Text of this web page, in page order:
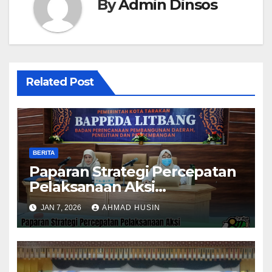
ByAdmin Dinsos
Related Post
BERITA
Paparan Strategi Percepatan
Pelaksanaan Aksi
Konvergensi Penurunan
Stunting 2025
JAN 7, 2026 AHMAD HUSIN